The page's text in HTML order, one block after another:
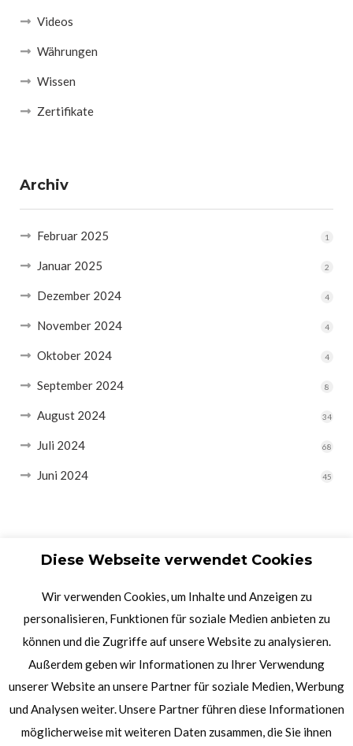
Videos
Währungen
Wissen
Zertifikate
Archiv
Februar 2025 1
Januar 2025 2
Dezember 2024 4
November 2024 4
Oktober 2024 4
September 2024 8
August 2024 34
Juli 2024 68
Juni 2024 45
Diese Webseite verwendet Cookies
Wir verwenden Cookies, um Inhalte und Anzeigen zu
personalisieren, Funktionen für soziale Medien anbieten zu
können und die Zugriffe auf unsere Website zu analysieren.
Außerdem geben wir Informationen zu Ihrer Verwendung
unserer Website an unsere Partner für soziale Medien, Werbung
und Analysen weiter. Unsere Partner führen diese Informationen
möglicherweise mit weiteren Daten zusammen, die Sie ihnen